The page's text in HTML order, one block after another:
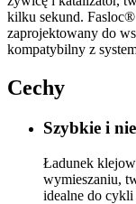
kilku sekund. Fasloc®
zaprojektowany do
kompatybilny z
Cechy
Szybkie i
Ładunek
wymieszaniu,
idealne do